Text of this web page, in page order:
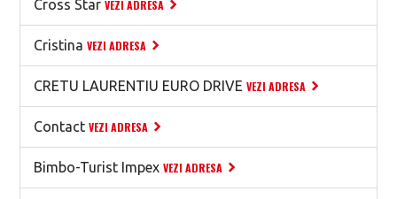
Cross Star VEZI ADRESA
Cristina VEZI ADRESA
CRETU LAURENTIU EURO DRIVE VEZI ADRESA
Contact VEZI ADRESA
Bimbo-Turist Impex VEZI ADRESA